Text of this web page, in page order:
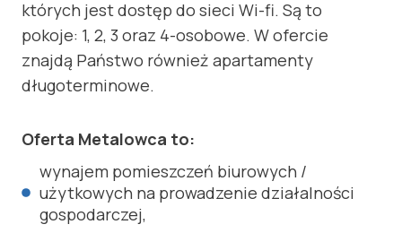
których jest dostęp do sieci Wi-fi. Są to
pokoje: 1, 2, 3 oraz 4-osobowe. W ofercie
znajdą Państwo również apartamenty
długoterminowe.
Oferta Metalowca to:
wynajem pomieszczeń biurowych /
użytkowych na prowadzenie działalności
gospodarczej,